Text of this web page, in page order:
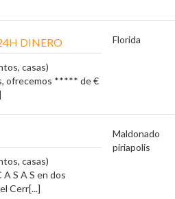
DINERO
casas)
ofrecemos ***** de €
Florida
casas)
S A S en dos
Cerr[...]
Maldonado
piriapolis